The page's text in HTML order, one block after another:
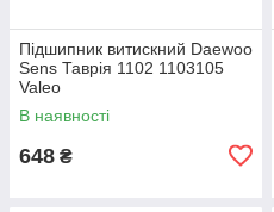
Підшипник витискний Daewoo
Sens Таврія 1102 1103105
Valeo
В наявності
648 ₴